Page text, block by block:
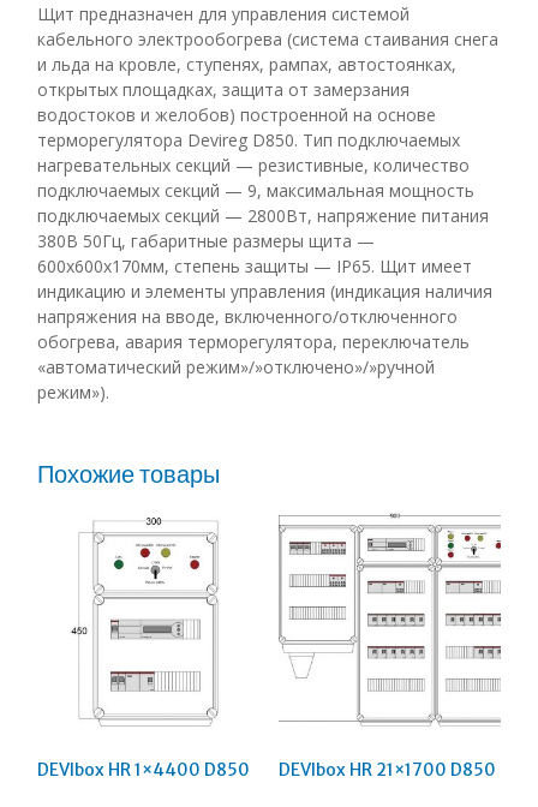
Щит предназначен для управления системой
кабельного электрообогрева (система стаивания снега
и льда на кровле, ступенях, рампах, автостоянках,
открытых площадках, защита от замерзания
водостоков и желобов) построенной на основе
терморегулятора Devireg D850. Тип подключаемых
нагревательных секций — резистивные, количество
подключаемых секций — 9, максимальная мощность
подключаемых секций — 2800Вт, напряжение питания
380В 50Гц, габаритные размеры щита —
600х600х170мм, степень защиты — IP65. Щит имеет
индикацию и элементы управления (индикация наличия
напряжения на вводе, включенного/отключенного
обогрева, авария терморегулятора, переключатель
«автоматический режим»/»отключено»/»ручной
режим»).
Похожие товары
DEVIbox HR 1×4400 D850 DEVIbox HR 21×1700 D850